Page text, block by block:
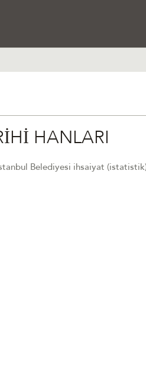
HANLARI
Belediyesi ihsaiyat (istatistik)